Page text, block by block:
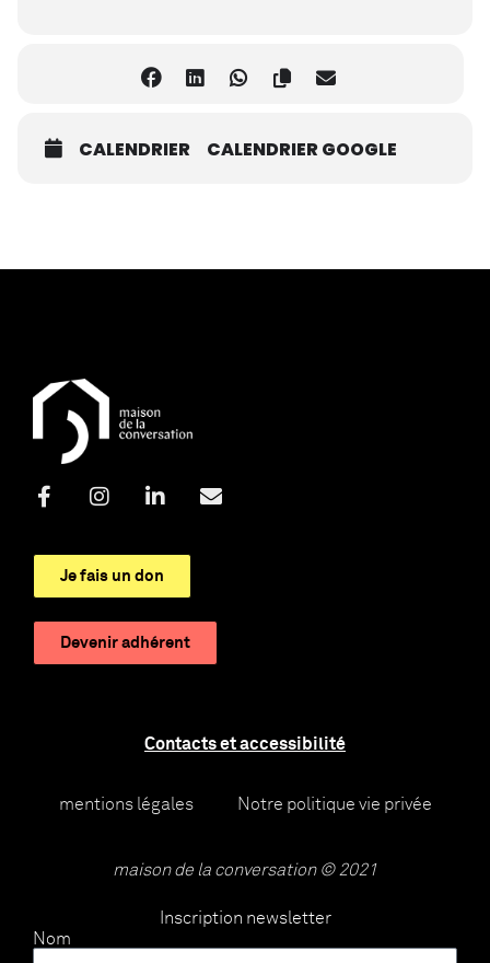
CALENDRIER CALENDRIER GOOGLE
Je fais un don
Devenir adhérent
Contacts et accessibilité
mentions légales Notre politique vie privée
maison de la conversation © 2021
Inscription newsletter
Nom